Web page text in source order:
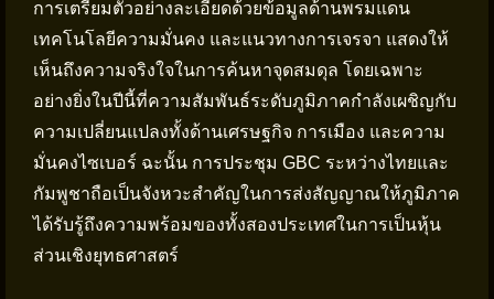
การเตรียมตัวอย่างละเอียดด้วยข้อมูลด้านพรมแดน
เทคโนโลยีความมั่นคง และแนวทางการเจรจา แสดงให้
เห็นถึงความจริงใจในการค้นหาจุดสมดุล โดยเฉพาะ
อย่างยิ่งในปีนี้ที่ความสัมพันธ์ระดับภูมิภาคกำลังเผชิญกับ
ความเปลี่ยนแปลงทั้งด้านเศรษฐกิจ การเมือง และความ
มั่นคงไซเบอร์ ฉะนั้น การประชุม GBC ระหว่างไทยและ
กัมพูชาถือเป็นจังหวะสำคัญในการส่งสัญญาณให้ภูมิภาค
ได้รับรู้ถึงความพร้อมของทั้งสองประเทศในการเป็นหุ้น
ส่วนเชิงยุทธศาสตร์